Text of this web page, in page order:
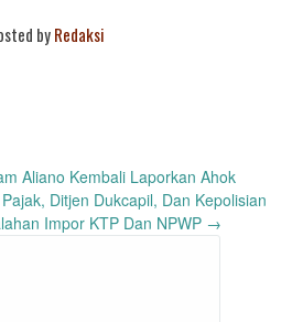
byRedaksi
Aliano Kembali Laporkan Ahok
Ditjen Dukcapil, Dan Kepolisian
Impor KTP Dan NPWP →